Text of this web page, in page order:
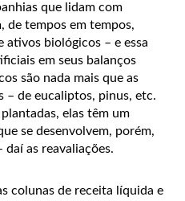
que lidam com
de tempos em tempos,
ativos biológicos – e essa
em seus balanços
são nada mais que as
– de eucaliptos, pinus, etc.
elas têm um
se desenvolvem, porém,
daí as reavaliações.
colunas de receita líquida e